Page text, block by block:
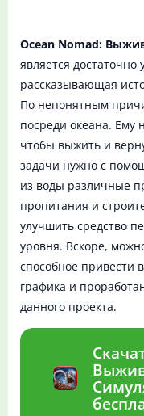
Ocean Nomad:
является достаточно
рассказывающая
По непонятным
посреди океана. Ему
чтобы выжить и
задачи нужно с
из воды различные
пропитания и
улучшить средство
уровня. Вскоре,
способное привести
графика и
данного проекта.